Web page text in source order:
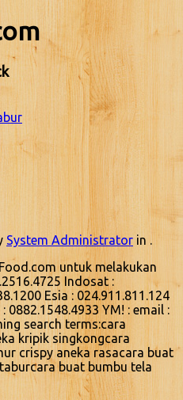
System Administrator in .
untuk melakukan
Indosat :
Esia : 024.911.811.124
0882.1548.4933 YM! : email :
search terms:cara
kripik singkongcara
crispy aneka rasacara buat
buat bumbu tela